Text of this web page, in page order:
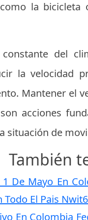
la
del
la velocidad
Mantener el
acciones
situación de
También
De Mayo En
Todo El Pais
En Colombia